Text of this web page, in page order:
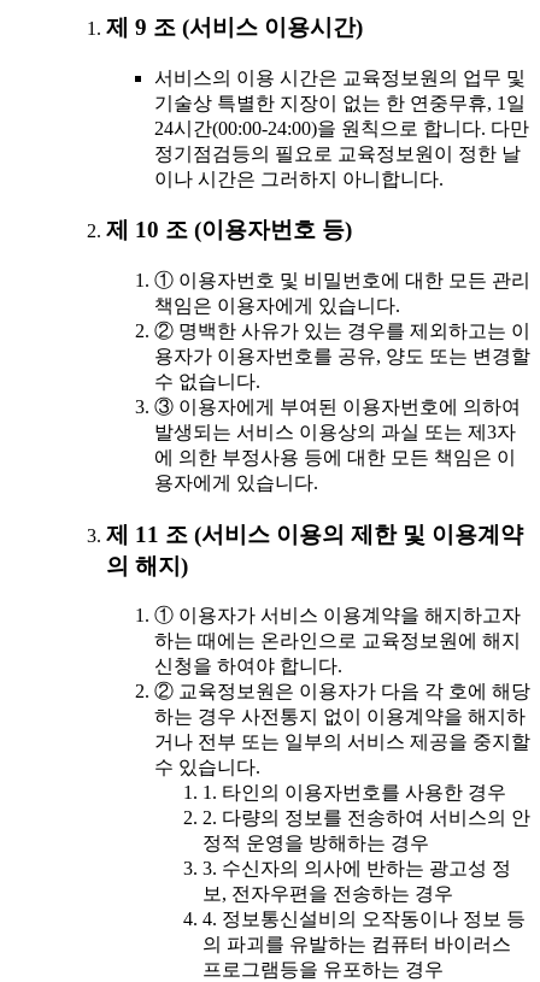
제 9 조 (서비스 이용시간)
서비스의 이용 시간은 교육정보원의 업무 및
기술상 특별한 지장이 없는 한 연중무휴, 1일
24시간(00:00-24:00)을 원칙으로 합니다. 다만
정기점검등의 필요로 교육정보원이 정한 날
이나 시간은 그러하지 아니합니다.
제 10 조 (이용자번호 등)
① 이용자번호 및 비밀번호에 대한 모든 관리
책임은 이용자에게 있습니다.
② 명백한 사유가 있는 경우를 제외하고는 이
용자가 이용자번호를 공유, 양도 또는 변경할
수 없습니다.
③ 이용자에게 부여된 이용자번호에 의하여
발생되는 서비스 이용상의 과실 또는 제3자
에 의한 부정사용 등에 대한 모든 책임은 이
용자에게 있습니다.
제 11 조 (서비스 이용의 제한 및 이용계약
의 해지)
① 이용자가 서비스 이용계약을 해지하고자
하는 때에는 온라인으로 교육정보원에 해지
신청을 하여야 합니다.
② 교육정보원은 이용자가 다음 각 호에 해당
하는 경우 사전통지 없이 이용계약을 해지하
거나 전부 또는 일부의 서비스 제공을 중지할
수 있습니다.
1. 타인의 이용자번호를 사용한 경우
2. 다량의 정보를 전송하여 서비스의 안
정적 운영을 방해하는 경우
3. 수신자의 의사에 반하는 광고성 정
보, 전자우편을 전송하는 경우
4. 정보통신설비의 오작동이나 정보 등
의 파괴를 유발하는 컴퓨터 바이러스
프로그램등을 유포하는 경우